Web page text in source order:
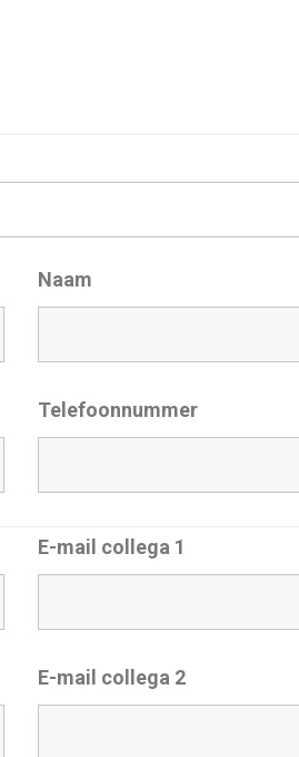
Naam
Telefoonnummer
E-mail collega 1
E-mail collega 2